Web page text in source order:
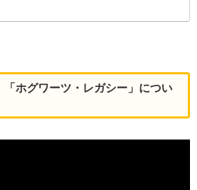
「ホグワーツ・レガシー」につい